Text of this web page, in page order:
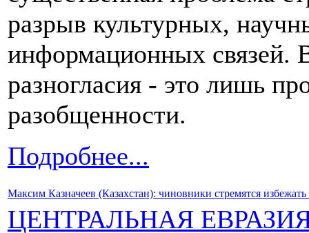
разрыв культурных,
информационных связей.
разногласия - это лишь
разобщенности.
Подробнее...
Максим Казначеев (Казахстан): чиновники стремятся избежать
ЦЕНТРАЛЬНАЯ